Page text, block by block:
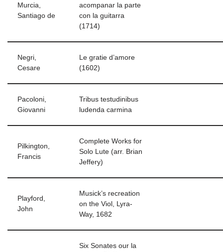
Murcia,
Santiago de
acompanar la parte
con la guitarra
(1714)
Negri,
Cesare
Le gratie d’amore
(1602)
Pacoloni,
Giovanni
Tribus testudinibus
ludenda carmina
Pilkington,
Francis
Complete Works for
Solo Lute (arr. Brian
Jeffery)
Playford,
John
Musick’s recreation
on the Viol, Lyra-
Way, 1682
Six Sonates our la